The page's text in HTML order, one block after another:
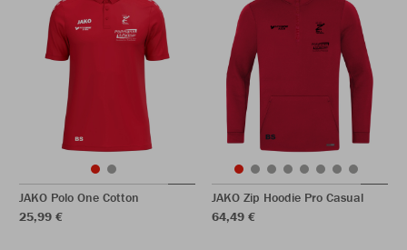
JAKO Polo One Cotton
25,99 €
JAKO Zip Hoodie Pro Casual
64,49 €